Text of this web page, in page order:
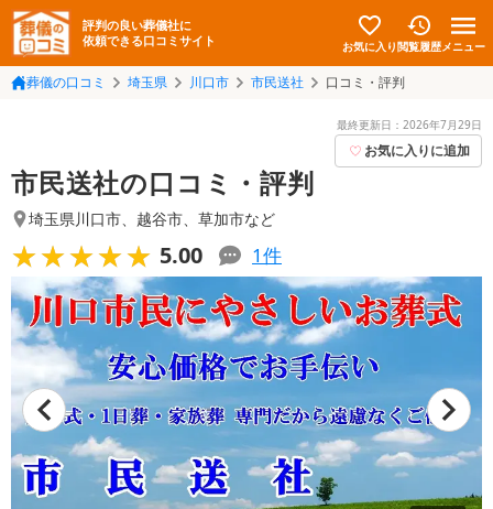
評判の良い葬儀社に
依頼できる口コミサイト
お気に入り閲覧履歴メニュー
葬儀の口コミ 埼玉県 川口市 市民送社 口コミ・評判
最終更新日： 2026年7月29日
お気に入りに追加
市民送社の口コミ・評判
埼玉県川口市、 越谷市、 草加市など
★★★★★
★★★★★ 5.00 1件